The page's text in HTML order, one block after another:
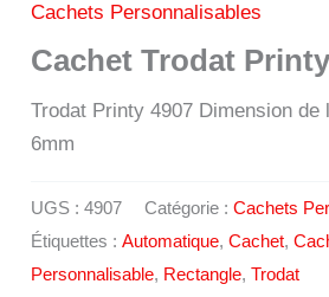
Cachets Personnalisables
Cachet Trodat
Trodat Printy 4907 Dimension de
6mm
UGS :4907 Catégorie :Cachets
Étiquettes :Automatique,Cachet,
Personnalisable, Rectangle,Trodat